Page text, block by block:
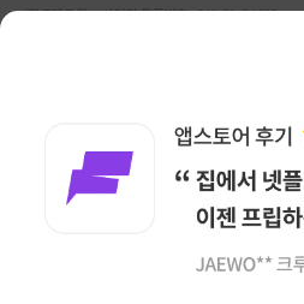
㈜프렌트립 | 사업자 등록번호 : 261-81-04385
대해 ㈜프렌트립은 일체의 책임을 지지 않습니다.
NICEPAY 안전거래 서비스 : 고객님의 안전거래를
구매안전 서비스를 이용할 수 있습니다.가입 확인
이용약관
앱 다운로